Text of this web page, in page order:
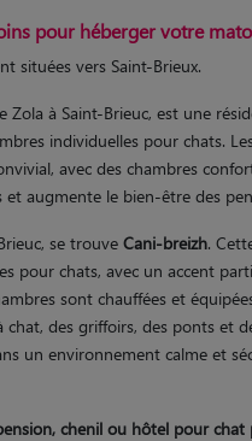
pour héberger votre
situées vers Saint-Brieux.
Zola à Saint-Brieuc, est une
individuelles pour chats.
avec des chambres
et augmente le bien-être des
se trouve Cani-breizh.
pour chats, avec un accent
sont chauffées et
des griffoirs, des ponts et
un environnement calme et
chenil ou hôtel pour